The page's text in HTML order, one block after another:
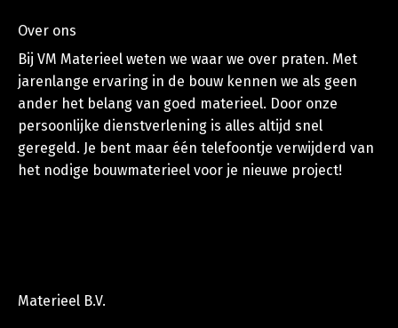
Over ons
Bij VM Materieel weten we waar we over praten. Met
jarenlange ervaring in de bouw kennen we als geen
ander het belang van goed materieel. Door onze
persoonlijke dienstverlening is alles altijd snel
geregeld. Je bent maar één telefoontje verwijderd van
het nodige bouwmaterieel voor je nieuwe project!
Materieel B.V.